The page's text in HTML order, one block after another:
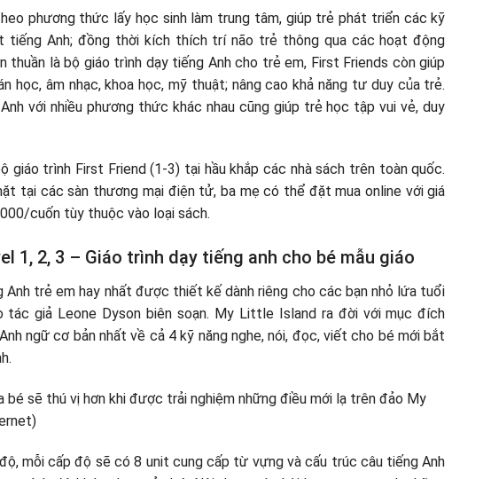
phương thức lấy học sinh làm trung tâm, giúp trẻ phát triển các kỹ
tiếng Anh; đồng thời kích thích trí não trẻ thông qua các hoạt động
thuần là bộ giáo trình dạy tiếng Anh cho trẻ em, First Friends còn giúp
học, âm nhạc, khoa học, mỹ thuật; nâng cao khả năng tư duy của trẻ.
với nhiều phương thức khác nhau cũng giúp trẻ học tập vui vẻ, duy
giáo trình First Friend (1-3) tại hầu khắp các nhà sách trên toàn quốc.
tại các sàn thương mại điện tử, ba mẹ có thể đặt mua online với giá
cuốn tùy thuộc vào loại sách.
1, 2, 3 – Giáo trình dạy tiếng anh cho bé mẫu giáo
Anh trẻ em hay nhất được thiết kế dành riêng cho các bạn nhỏ lứa tuổi
giả Leone Dyson biên soạn. My Little Island ra đời với mục đích
ngữ cơ bản nhất về cả 4 kỹ năng nghe, nói, đọc, viết cho bé mới bắt
mỗi cấp độ sẽ có 8 unit cung cấp từ vựng và cấu trúc câu tiếng Anh